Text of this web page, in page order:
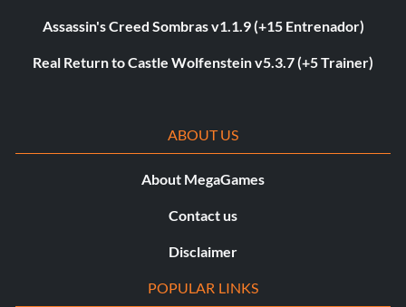
Assassin's Creed Sombras v1.1.9 (+15 Entrenador)
Real Return to Castle Wolfenstein v5.3.7 (+5 Trainer)
ABOUT US
About MegaGames
Contact us
Disclaimer
POPULAR LINKS